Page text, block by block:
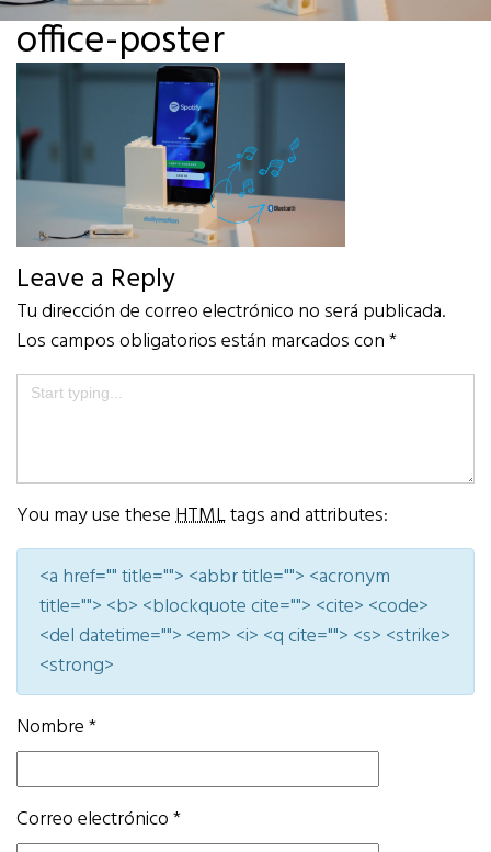
office-poster
Leave a Reply
Tu dirección de correo electrónico no será publicada.
Los campos obligatorios están marcados con*
You may use theseHTMLtags and attributes:
<a href="" title=""> <abbr title=""> <acronym
title=""> <b> <blockquote cite=""> <cite> <code>
<del datetime=""> <em> <i> <q cite=""> <s> <strike>
<strong>
Nombre*
Correo electrónico*